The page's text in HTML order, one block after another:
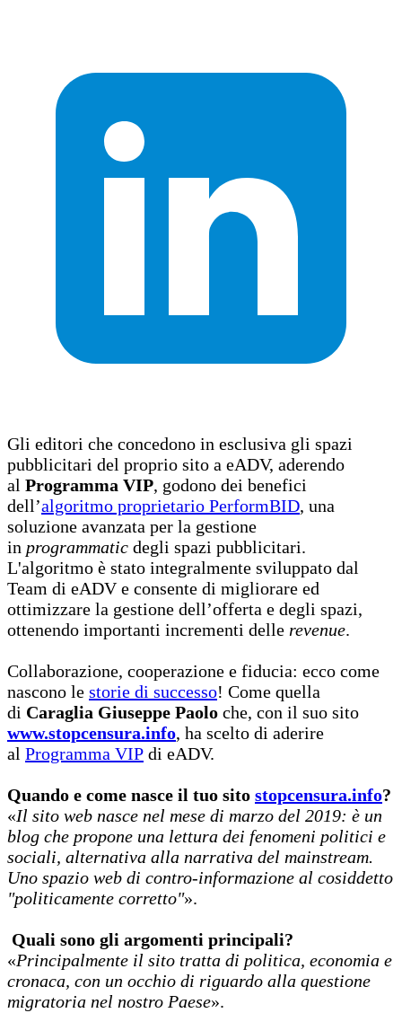
Gli editori che concedono in esclusiva gli spazi
pubblicitari del proprio sito a eADV, aderendo
al Programma VIP, godono dei benefici
dell’algoritmo proprietario PerformBID, una
soluzione avanzata per la gestione
in programmatic degli spazi pubblicitari.
L'algoritmo è stato integralmente sviluppato dal
Team di eADV e consente di migliorare ed
ottimizzare la gestione dell’offerta e degli spazi,
ottenendo importanti incrementi delle revenue.
Collaborazione, cooperazione e fiducia: ecco come
nascono le storie di successo! Come quella
di Caraglia Giuseppe Paolo che, con il suo sito
www.stopcensura.info, ha scelto di aderire
al Programma VIP di eADV.
Quando e come nasce il tuo sito stopcensura.info?
«Il sito web nasce nel mese di marzo del 2019: è un
blog che propone una lettura dei fenomeni politici e
sociali, alternativa alla narrativa del mainstream.
Uno spazio web di contro-informazione al cosiddetto
"politicamente corretto"».
Quali sono gli argomenti principali?
«Principalmente il sito tratta di politica, economia e
cronaca, con un occhio di riguardo alla questione
migratoria nel nostro Paese».